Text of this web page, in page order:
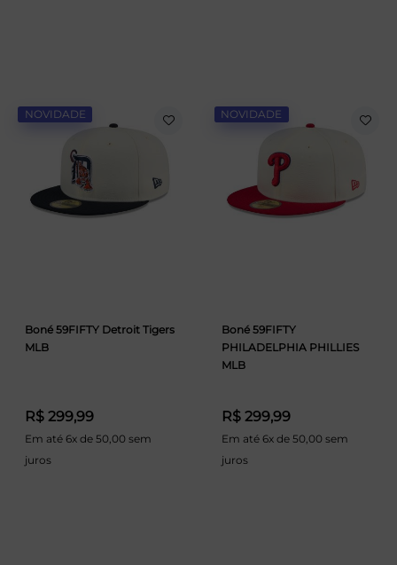
NOVIDADE
Boné 59FIFTY Detroit Tigers
MLB
R$ 299,99
Em até 6x de 50,00 sem
juros
NOVIDADE
Boné 59FIFTY
PHILADELPHIA PHILLIES
MLB
R$ 299,99
Em até 6x de 50,00 sem
juros